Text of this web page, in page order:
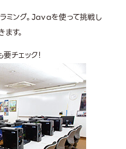
ミング。Javaを使って挑戦し
す。
チェック！